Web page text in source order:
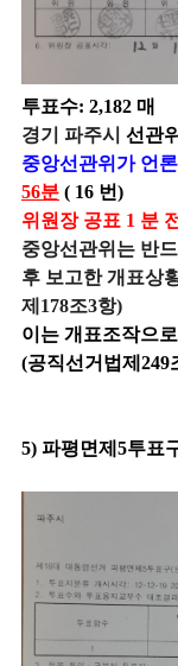
투표수: 2,182 매
경기 파주시 선관
중앙선관위가 언
56분 ( 16 번)
위원장 공표 1 분
중앙선관위는 반
후 보고한 개표상
제178조3항)
이는 개표조작으
(공직선거법제249
5) 파평면제5투표